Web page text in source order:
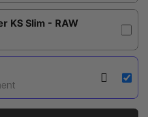
KS Slim - RAW